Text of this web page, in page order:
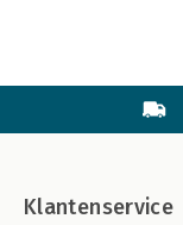
Klantenservice